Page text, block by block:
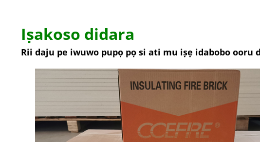
Iṣakoso didara
Rii daju pe iwuwo pupọ pọ si ati mu iṣẹ idabobo ooru